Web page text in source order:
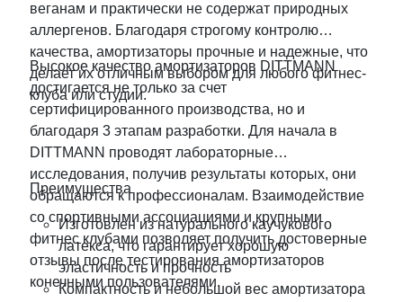
веганам и практически не содержат природных
аллергенов. Благодаря строгому контролю
качества, амортизаторы прочные и надежные, что
делает их отличным выбором для любого фитнес-
клуба или студии.
Высокое качество амортизаторов DITTMANN
достигается не только за счет
сертифицированного производства, но и
благодаря 3 этапам разработки. Для начала в
DITTMANN проводят лабораторные
исследования, получив результаты которых, они
обращаются к профессионалам. Взаимодействие
со спортивными ассоциациями и крупными
фитнес клубами позволяет получить достоверные
отзывы после тестирования амортизаторов
конечными пользователями.
Преимущества
Изготовлен из натурального каучукового
латекса, что гарантирует хорошую
эластичность и прочность
Компактность и небольшой вес амортизатора